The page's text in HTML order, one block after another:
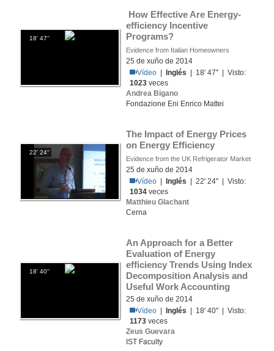
18' 47''
efficiency Incentive
Programs?
Evidence from Italian Homeowners
25 de xuño de 2014
Vídeo
Inglés | 18' 47'' | Visto:
1023 veces
Andrea Bigano
Fondazione Eni Enrico Mattei
22' 24''
The Impact of Energy Prices
on Energy Efficiency
Evidence from the UK Refrigerator Market
25 de xuño de 2014
Vídeo
Inglés | 22' 24'' | Visto:
1034 veces
Matthieu Glachant
Cerna
18' 40''
An Approach for a Better
Evaluation of Energy
efficiency Trends Using Index
Decomposition Analysis and
Useful Work Accounting
25 de xuño de 2014
Vídeo
Inglés | 18' 40'' | Visto:
1173 veces
Zeus Guevara
IST Faculty